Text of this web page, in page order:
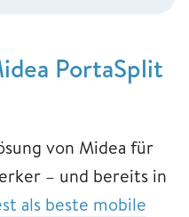
PortaSplit
von Midea für
– und bereits in
als beste mobile